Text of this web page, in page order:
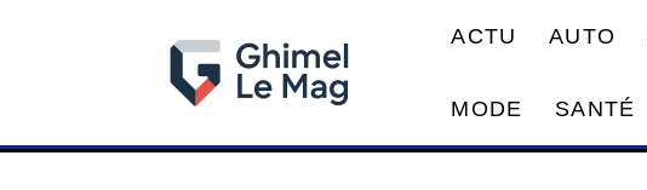
ACTU AUTO
MODE SANTÉ